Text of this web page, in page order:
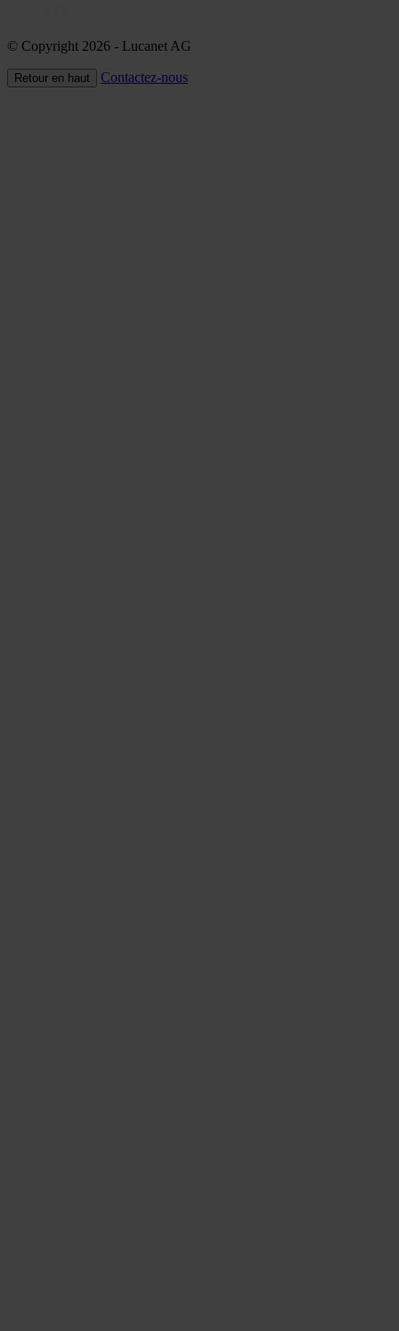
© Copyright 2026 - Lucanet AG
Retour en haut Contactez-nous